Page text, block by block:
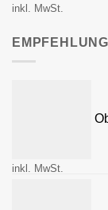
inkl. MwSt.
EMPFEHLUNG
inkl. MwSt.